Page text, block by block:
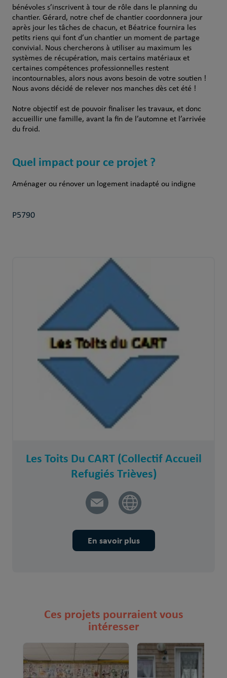
bénévoles s’inscrivent à tour de rôle dans le planning du
chantier. Gérard, notre chef de chantier coordonnera jour
après jour les tâches de chacun, et Béatrice fournira les
petits riens qui font d’un chantier un moment de partage
convivial. Nous chercherons à utiliser au maximum les
systèmes de récupération, mais certains matériaux et
certaines compétences professionnelles restent
incontournables, alors nous avons besoin de votre soutien !
Nous avons décidé de relever nos manches dès cet été !
Notre objectif est de pouvoir finaliser les travaux, et donc
accueillir une famille, avant la fin de l’automne et l’arrivée
du froid.
Quel impact pour ce projet ?
Aménager ou rénover un logement inadapté ou indigne
P5790
Les Toits Du CART (Collectif Accueil
Refugiés Trièves)
En savoir plus
Ces projets pourraient vous
intéresser